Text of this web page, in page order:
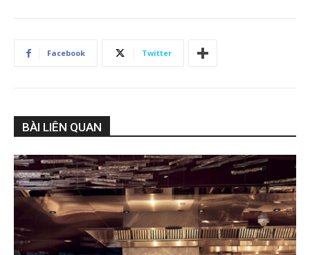
Facebook Twitter
BÀI LIÊN QUAN